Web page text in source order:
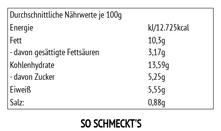
Durchschnittliche Nährwerte je 100g
Energie
kJ/12.725kcal
Fett
- davon gesättigte Fettsäuren
10,3g
3,17g
Kohlenhydrate
- davon Zucker
13,59g
5,25g
Eiweiß
5,55g
Salz:
0,88g
SO SCHMECKT'S